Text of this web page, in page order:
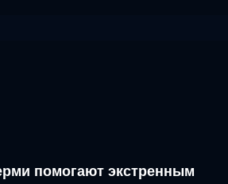
помогают экстренным